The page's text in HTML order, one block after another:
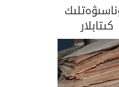
كىتابلار